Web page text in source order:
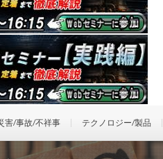
害/事故/不祥事 テクノロジー/製品